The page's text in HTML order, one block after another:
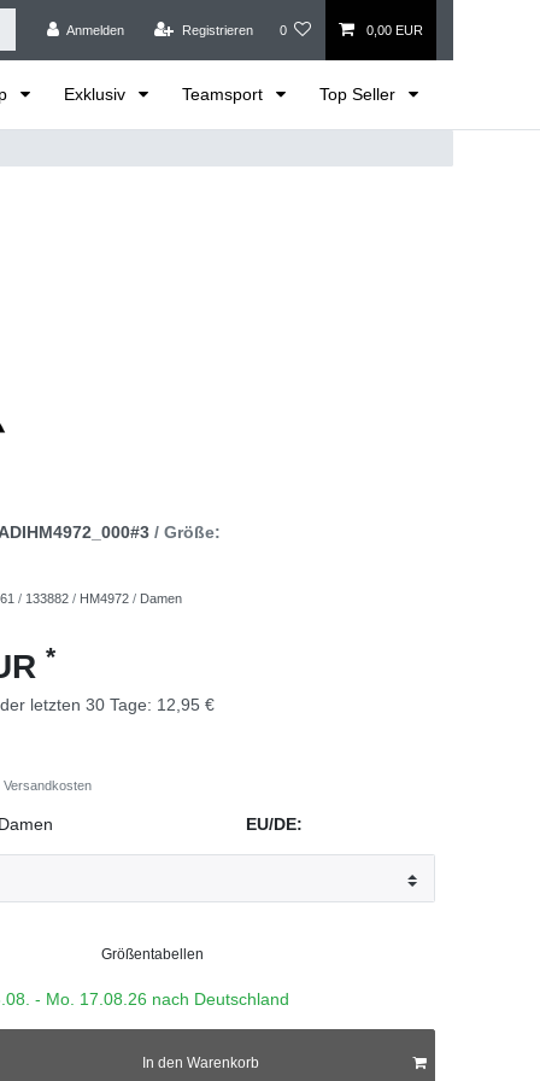
Anmelden Registrieren 0 0,00 EUR
Exklusiv Teamsport Top Seller
/ Größe:
/ 133882 / HM4972 / Damen
*
letzten 30 Tage: 12,95 €
Versandkosten
EU/DE:
Größentabellen
- Mo. 17.08.26 nach Deutschland
In den Warenkorb